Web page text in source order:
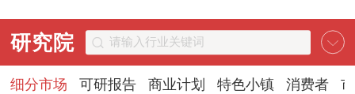
研究院
细分市场 可研报告 商业计划 特色小镇 消费者